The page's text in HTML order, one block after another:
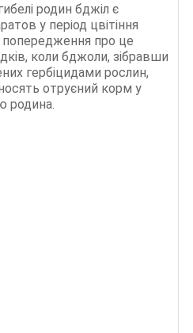
родин бджіл є
у період цвітіння
попередження про це
коли бджоли, зібравши
гербіцидами рослин,
отруєний корм у
родина.